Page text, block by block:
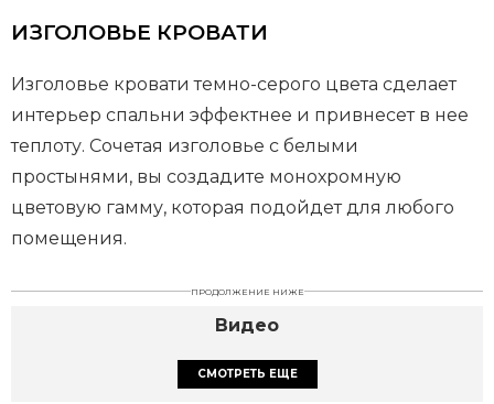
ИЗГОЛОВЬЕ КРОВАТИ
Изголовье кровати темно-серого цвета сделает
интерьер спальни эффектнее и привнесет в нее
теплоту. Сочетая изголовье с белыми
простынями, вы создадите монохромную
цветовую гамму, которая подойдет для любого
помещения.
ПРОДОЛЖЕНИЕ НИЖЕ
Видео
СМОТРЕТЬ ЕЩЕ